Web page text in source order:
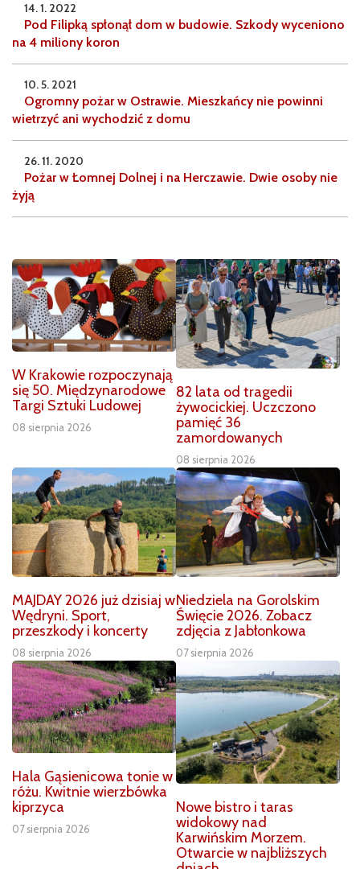
14. 1. 2022
Pod Filipką spłonął dom w budowie. Szkody wyceniono
na 4 miliony koron
10. 5. 2021
Ogromny pożar w Ostrawie. Mieszkańcy nie powinni
wietrzyć ani wychodzić z domu
26. 11. 2020
Pożar w Łomnej Dolnej i na Herczawie. Dwie osoby nie
żyją
W Krakowie rozpoczynają
się 50. Międzynarodowe
Targi Sztuki Ludowej
08 sierpnia 2026
82 lata od tragedii
żywocickiej. Uczczono
pamięć 36
zamordowanych
08 sierpnia 2026
MAJDAY 2026 już dzisiaj w
Wędryni. Sport,
przeszkody i koncerty
08 sierpnia 2026
Niedziela na Gorolskim
Święcie 2026. Zobacz
zdjęcia z Jabłonkowa
07 sierpnia 2026
Hala Gąsienicowa tonie w
różu. Kwitnie wierzbówka
kiprzyca
07 sierpnia 2026
Nowe bistro i taras
widokowy nad
Karwińskim Morzem.
Otwarcie w najbliższych